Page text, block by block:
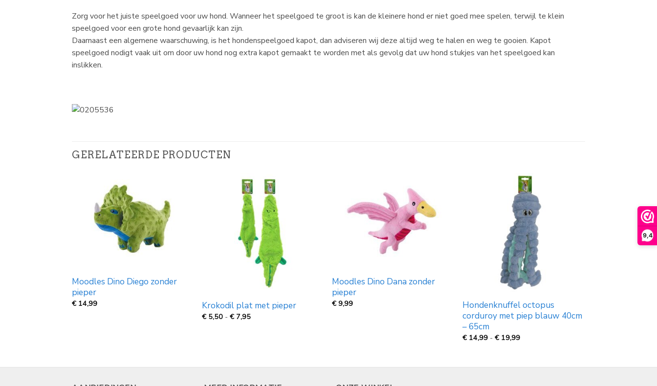
9,4
Zorg voor het juiste speelgoed voor uw hond. Wanneer het speelgoed te groot is kan de kleinere hond er niet goed mee spelen, terwijl te klein
speelgoed voor een grote hond gevaarlijk kan zijn.
Daarnaast een algemene waarschuwing, is het hondenspeelgoed kapot, dan adviseren wij deze altijd weg te halen en weg te gooien. Kapot
speelgoed nodigt vaak uit om door uw hond nog extra kapot gemaakt te worden met als gevolg dat uw hond stukjes van het speelgoed kan
inslikken.
GERELATEERDE PRODUCTEN
Moodles Dino Diego zonder
pieper
€ 14,99 Krokodil plat met pieper
€ 5,50 - € 7,95Prijsklasse:
Moodles Dino Dana zonder
pieper
€9,99
Hondenknuffel octopus
corduroy met piep blauw 40cm
– 65cm
€ 14,99 - € 19,99Prijsklasse: